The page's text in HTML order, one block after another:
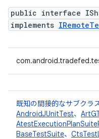
public interface
implements
既知の間接的なサブクラ
AndroidJUnitTest、
BaseTestSuite、